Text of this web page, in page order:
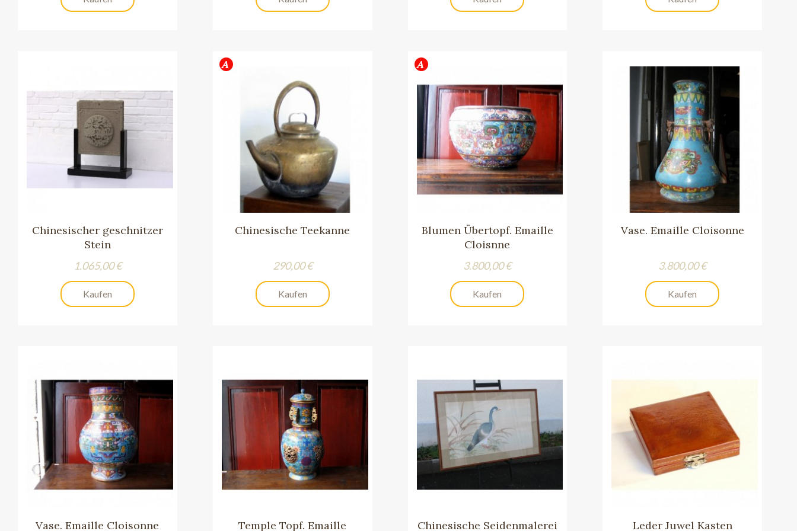
Chinesischer geschnitzer
Stein
Preis
1.065,00 €
Kaufen
Chinesische Teekanne
Preis
290,00 €
Kaufen
Blumen Übertopf. Emaille
Cloisnne
Preis
3.800,00 €
Kaufen
Vase. Emaille Cloisonne
Preis
3.800,00 €
Kaufen
Vase. Emaille Cloisonne
Temple Topf. Emaille
Chinesische Seidenmalerei
Leder Juwel Kasten